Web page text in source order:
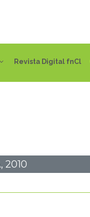
Revista Digital fnCl
2010